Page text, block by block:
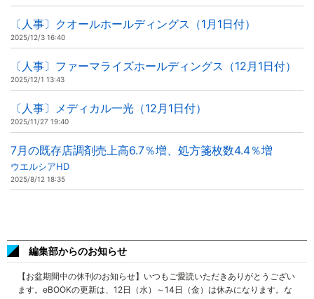
〔人事〕クオールホールディングス（1月1日付）
2025/12/3 16:40
〔人事〕ファーマライズホールディングス（12月1日付）
2025/12/1 13:43
〔人事〕メディカル一光（12月1日付）
2025/11/27 19:40
7月の既存店調剤売上高6.7％増、処方箋枚数4.4％増
ウエルシアHD
2025/8/12 18:35
編集部からのお知らせ
【お盆期間中の休刊のお知らせ】いつもご愛読いただきありがとうござい
ます。eBOOKの更新は、12日（水）～14日（金）は休みになります。な